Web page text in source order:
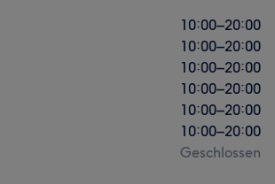
10:00–20:00
10:00–20:00
10:00–20:00
10:00–20:00
10:00–20:00
10:00–20:00
Geschlossen